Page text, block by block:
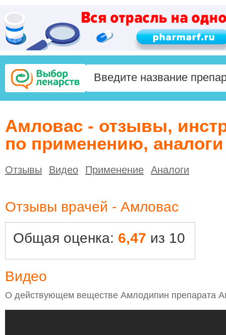
Амловас - отзывы,
по применению, аналоги
Отзывы Видео Применение Аналоги
Отзывы врачей - Амловас
Общая оценка: 6,47 из 10
Видео
О действующем веществе Амлодипин препарата